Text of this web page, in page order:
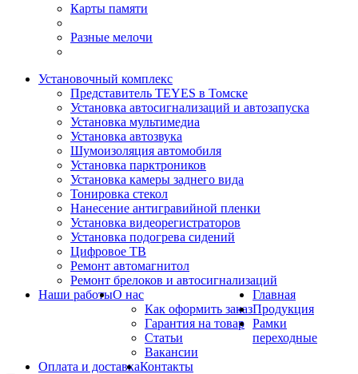
Карты памяти
Разные мелочи
Установочный комплекс
Представитель TEYES в Томске
Установка автосигнализаций и автозапуска
Установка мультимедиа
Установка автозвука
Шумоизоляция автомобиля
Установка парктроников
Установка камеры заднего вида
Тонировка стекол
Нанесение антигравийной пленки
Установка видеорегистраторов
Установка подогрева сидений
Цифровое ТВ
Ремонт автомагнитол
Ремонт брелоков и автосигнализаций
Наши работыО нас
Как оформить заказ
Гарантия на товар
Статьи
Вакансии
Оплата и доставкаКонтакты
Главная
Продукция
Рамки
переходные